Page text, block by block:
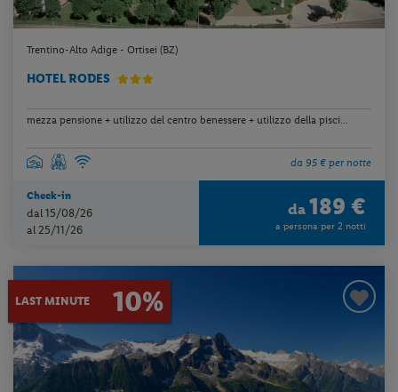
Trentino-Alto Adige - Ortisei (BZ)
HOTEL RODES
mezza pensione + utilizzo del centro benessere + utilizzo della pisci...
da 95 € per notte
Check-in
dal 15/08/26
al 25/11/26
da 189 €
a persona per 2 notti
LAST MINUTE 10%